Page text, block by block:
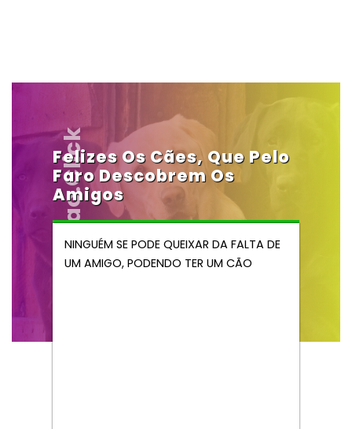
Vendocao.click
Felizes Os Cães, Que Pelo
Faro Descobrem Os
Amigos
NINGUÉM SE PODE QUEIXAR DA FALTA DE
UM AMIGO, PODENDO TER UM CÃO